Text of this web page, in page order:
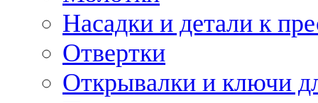
Насадки и детали к
Отвертки
Открывалки и ключи